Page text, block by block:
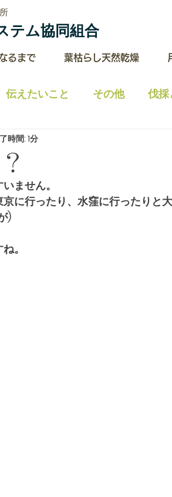
テム協同組合
るまで 葉枯らし天然乾燥
伝えたいこと その他 伐採
リース
時間: 1分
ません。
に行ったり、水窪に行ったりと
)
。